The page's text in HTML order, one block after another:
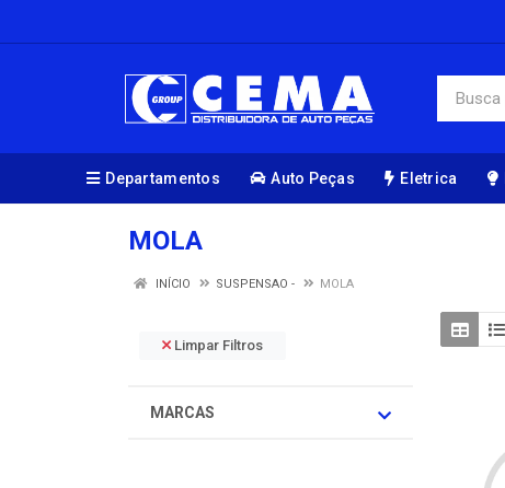
Departamentos Auto Peças Eletrica
MOLA
INÍCIO SUSPENSAO - MOLA
Limpar Filtros
MARCAS